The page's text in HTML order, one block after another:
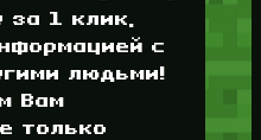
за 1 клик,
с
людьми!
Вам
только